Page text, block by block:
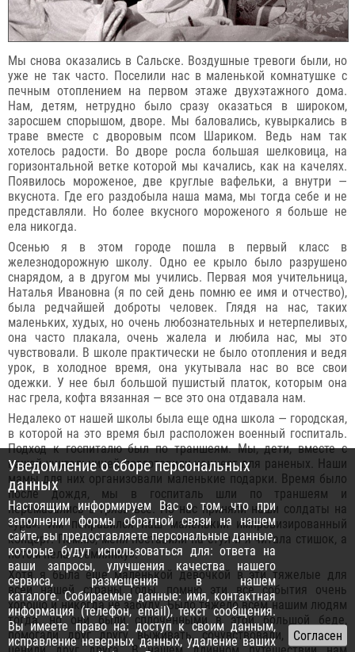
Мы снова оказались в Сальске. Воздушные тревоги были, но
уже не так часто. Поселили нас в маленькой комнатушке с
печным отоплением на первом этаже двухэтажного дома.
Нам, детям, нетрудно было сразу оказаться в широком,
заросшем спорышом, дворе. Мы баловались, кувыркались в
траве вместе с дворовым псом Шариком. Ведь нам так
хотелось радости. Во дворе росла большая шелковица, на
горизонтальной ветке которой мы качались, как на качелях.
Появилось мороженое, две круглые вафельки, а внутри —
вкуснота. Где его раздобыла наша мама, мы тогда себе и не
представляли. Но более вкусного мороженого я больше не
ела никогда.
Осенью я в этом городе пошла в первый класс в
железнодорожную школу. Одно ее крыло было разрушено
снарядом, а в другом мы учились. Первая моя учительница,
Наталья Ивановна (я по сей день помню ее имя и отчество),
была редчайшей доброты человек. Глядя на нас, таких
маленьких, худых, но очень любознательных и нетерпеливых,
она часто плакала, очень жалела и любила нас, мы это
чувствовали. В школе практически не было отопления и ведя
урок, в холодное время, она укутывала нас во все свои
одежки. У нее был большой пушистый платок, которым она
нас грела, кофта вязанная — все это она отдавала нам.
Недалеко от нашей школы была еще одна школа — городская,
в которой на это время был расположен военный госпиталь.
Подход к госпиталю был по траншеям. Мы, дети, вместе с
нашей учительницей подготовили концерт для раненых. Наши
мамы для них организовали маленькие подарки. Время было
после дождя, мы в госпиталь шли по траншеям и
перемазались в грязь все. Но нас приняли наши солдаты на
«ура». Им понравился наш маленький импровизированный
концерт. Помню, меня поставили на стул и я читала стишок, а
потом пела «Землянку».
Хотя я была еще маленькой девочкой в эти тяжелые для
всей нашей страны годы, помню эти все события очень
хорошо и никогда не забуду. Было тяжело всем нашим людям
тогда, но они были сплоченными в этой большой беде,
помогали друг другу выживать, сочувствовали, любили и
Уведомление о сборе персональных
данных
Настоящим информируем Вас о том, что при
заполнении формы обратной связи на нашем
сайте, вы предоставляете персональные данные,
которые будут использоваться для: ответа на
ваши запросы, улучшения качества нашего
сервиса, размещения в нашем
каталоге. Собираемые данные: имя, контактная
информация (телефон, email), текст сообщения.
Вы имеете право на: доступ к своим данным,
исправление неверных данных, удаление ваших